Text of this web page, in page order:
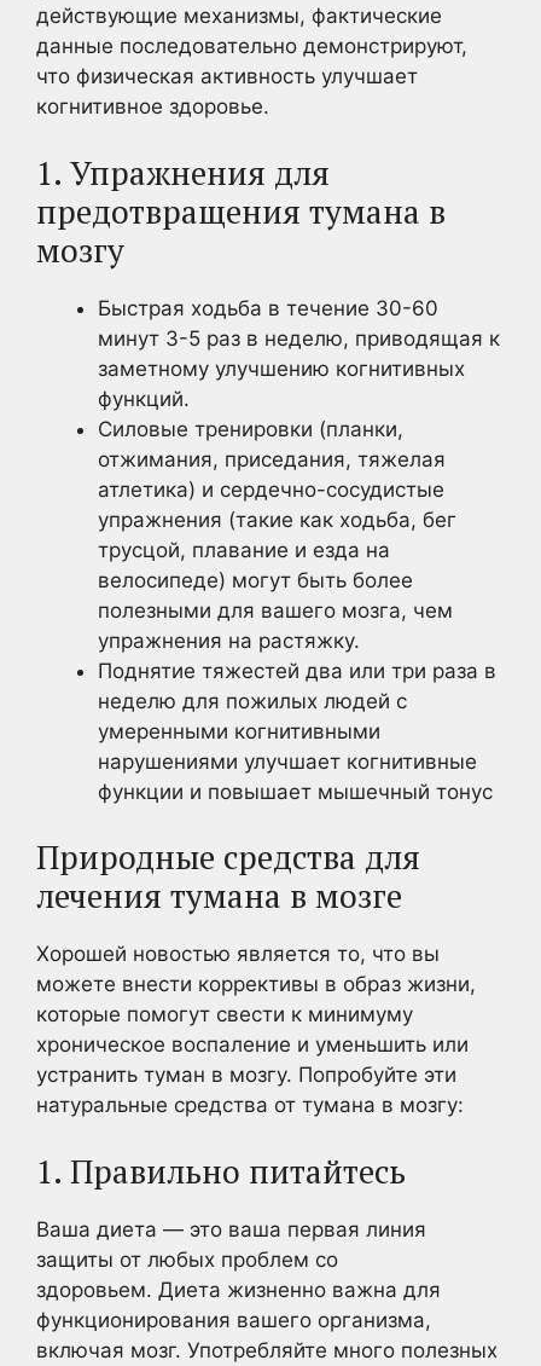
действующие механизмы, фактические
данные последовательно демонстрируют,
что физическая активность улучшает
когнитивное здоровье.
1. Упражнения для
предотвращения тумана в
мозгу
Быстрая ходьба в течение 30-60
минут 3-5 раз в неделю, приводящая к
заметному улучшению когнитивных
функций.
Силовые тренировки (планки,
отжимания, приседания, тяжелая
атлетика) и сердечно-сосудистые
упражнения (такие как ходьба, бег
трусцой, плавание и езда на
велосипеде) могут быть более
полезными для вашего мозга, чем
упражнения на растяжку.
Поднятие тяжестей два или три раза в
неделю для пожилых людей с
умеренными когнитивными
нарушениями улучшает когнитивные
функции и повышает мышечный тонус
Природные средства для
лечения тумана в мозге
Хорошей новостью является то, что вы
можете внести коррективы в образ жизни,
которые помогут свести к минимуму
хроническое воспаление и уменьшить или
устранить туман в мозгу. Попробуйте эти
натуральные средства от тумана в мозгу:
1. Правильно питайтесь
Ваша диета — это ваша первая линия
защиты от любых проблем со
здоровьем. Диета жизненно важна для
функционирования вашего организма,
включая мозг. Употребляйте много полезных